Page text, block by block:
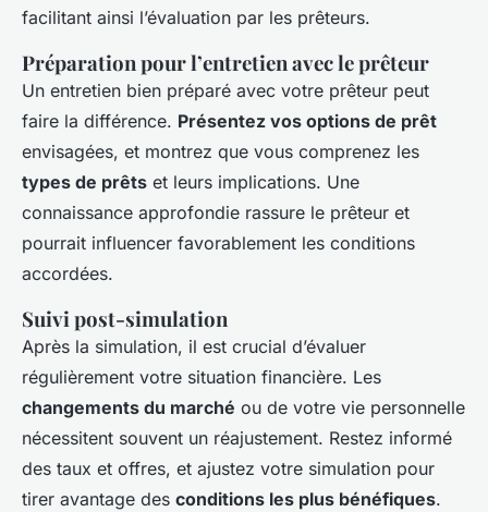
facilitant ainsi l’évaluation par les prêteurs.
Préparation pour l’entretien avec le prêteur
Un entretien bien préparé avec votre prêteur peut
faire la différence. Présentez vos options de prêt
envisagées, et montrez que vous comprenez les
types de prêts et leurs implications. Une
connaissance approfondie rassure le prêteur et
pourrait influencer favorablement les conditions
accordées.
Suivi post-simulation
Après la simulation, il est crucial d’évaluer
régulièrement votre situation financière. Les
changements du marché ou de votre vie personnelle
nécessitent souvent un réajustement. Restez informé
des taux et offres, et ajustez votre simulation pour
tirer avantage des conditions les plus bénéfiques.